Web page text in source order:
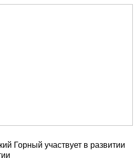
Горный участвует в развитии